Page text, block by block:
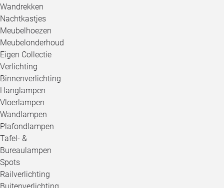
Wandrekken
Nachtkastjes
Meubelhoezen
Meubelonderhoud
Eigen Collectie
Verlichting
Binnenverlichting
Hanglampen
Vloerlampen
Wandlampen
Plafondlampen
Tafel- &
Bureaulampen
Spots
Railverlichting